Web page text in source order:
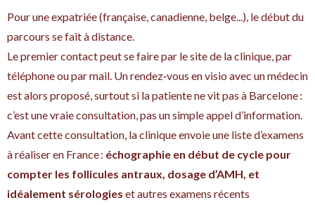
Pour une expatriée (française, canadienne, belge...), le début du
parcours se fait à distance.
Le premier contact peut se faire par le site de la clinique, par
téléphone ou par mail. Un rendez‑vous en visio avec un médecin
est alors proposé, surtout si la patiente ne vit pas à Barcelone :
c’est une vraie consultation, pas un simple appel d’information.
Avant cette consultation, la clinique envoie une liste d’examens
à réaliser en France : échographie en début de cycle pour
compter les follicules antraux, dosage d’AMH, et
idéalement sérologies et autres examens récents